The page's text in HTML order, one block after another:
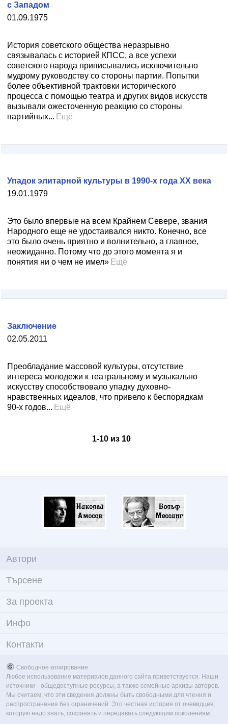
01.09.1975
с Западом
История советского общества неразрывно
связывалась с историей КПСС, а все успехи
советского народа приписывались исключительно
мудрому руководству со стороны партии. Попытки
более объективной трактовки исторического
процесса с помощью театра и других видов искусств
вызывали ожесточенную реакцию со стороны
партийных... Ещё
19.01.1979
Упадок элитарной культуры в 1990-х года ХХ века
Это было впервые на всем Крайнем Севере, звания
Народного еще не удостаивался никто. Конечно, все
это было очень приятно и волнительно, а главное,
неожиданно. Потому что до этого момента я и
понятия ни о чем не имел» Ещё
02.05.2011
Заключение
Преобладание массовой культуры, отсутствие
интереса молодежи к театральному и музыкально
искусству способствовало упадку духовно-
нравственных идеалов, что привело к беспорядкам
90-х годов... Ещё
1-10 из 10
Автори
Търсене
За проекта
Инфо
Контакти
Свободное копирование
Любое использование материалов данного сайта приветствуется. Наши
источники - общедоступные ресурсы, а также семейные архивы авторов.
Мы считаем, что эти сведения должны быть свободными для чтения и
распространения без ограничений. Это честная история от очевидцев,
которую надо знать, сохранять и передавать следующим поколениям.